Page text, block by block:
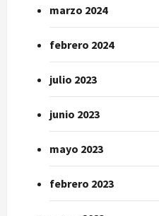
marzo 2024
febrero 2024
julio 2023
junio 2023
mayo 2023
febrero 2023